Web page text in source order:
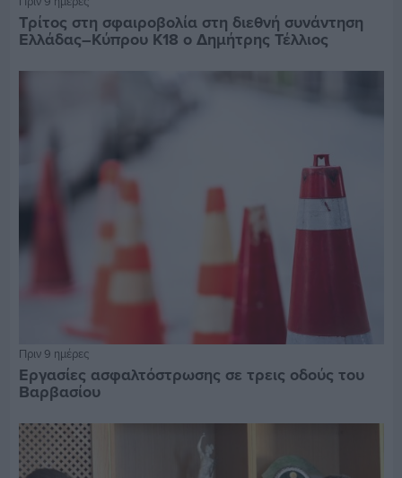
Τρίτος στη σφαιροβολία στη διεθνή συνάντηση
Ελλάδας–Κύπρου Κ18 ο Δημήτρης Τέλλιος
Πριν 9 ημέρες
Εργασίες ασφαλτόστρωσης σε τρεις οδούς του
Βαρβασίου